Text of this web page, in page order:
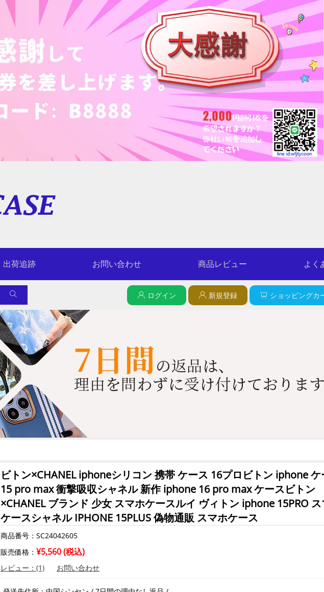
出荷追跡 お問い合わせ 商品レビュー よく
ログイン 新規登録 ショッピングカ
ビトン×CHANEL iphoneシリコン 携帯 ケース 16プロビトン iphone ケ
15 pro max 衝撃吸収シャネル 新作 iphone 16 pro max ケースビトン
×CHANEL ブランド 少女 スマホケースルイ ヴィトン iphone 15PRO
ケースシャネル IPHONE 15PLUS 偽物通販 スマホケース
商品番号：SC24042605
販売価格： ¥5,560 (税込)
レビュー：(1) お問い合わせ